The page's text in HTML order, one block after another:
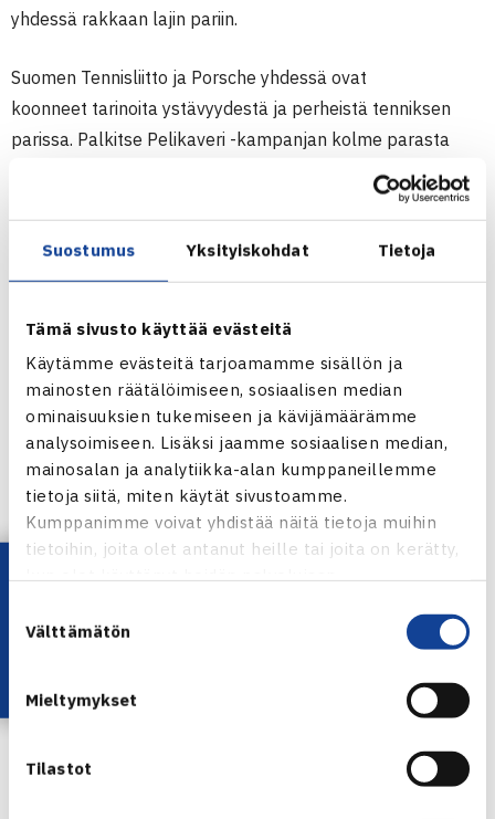
Suostumus Yksityiskohdat Tietoja
Tämä sivusto käyttää evästeitä
Käytämme evästeitä tarjoamamme sisällön ja
mainosten räätälöimiseen, sosiaalisen median
ominaisuuksien tukemiseen ja kävijämäärämme
analysoimiseen. Lisäksi jaamme sosiaalisen median,
mainosalan ja analytiikka-alan kumppaneillemme
tietoja siitä, miten käytät sivustoamme.
Kumppanimme voivat yhdistää näitä tietoja muihin
tietoihin, joita olet antanut heille tai joita on kerätty,
valinta
Välttämätön
Mieltymykset
Tilastot
yhdessä rakkaan lajin pariin.
Suomen Tennisliitto ja Porsche yhdessä ovat
koonneet tarinoita ystävyydestä ja perheistä tenniksen
parissa. Palkitse Pelikaveri -kampanjan kolme parasta
Finalistivideot:
Video 1 – Vesa Virtanen ja Eeva Korte
Video 2 – Juhani ja Jutta Luhtinen
Video 3 – Jyri Häyrinen ja Jarno Tiusanen
Voittaja palkitaan kahden hengen matkalla Porsche
Tennis Grand Prix -kilpailuun huhtikuussa 2018. Matkan
aikana tavataan Porschen Ambassador -pelaaja, nautitaan
huipputenniksestä ja tutustutaan Porschen uusimpiin
malleihin. Voittaja julkistetaan Tennisgaalassa 2017.
Äänestä omaa suosikkiasi tykkäämällä lempivideostasi
saamat tykkäykset/reaktiot lasketaan yhteen ja eniten
Lataa OmaTennis!